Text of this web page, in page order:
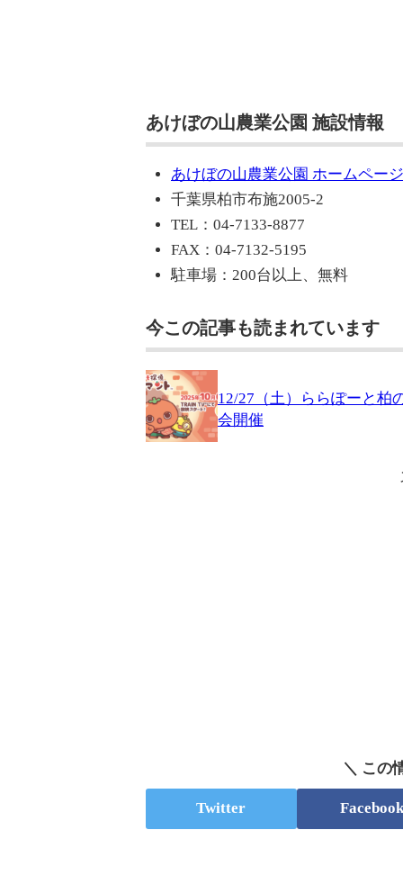
あけぼの山農業公園 施設情報
あけぼの山農業公園 ホームページ
千葉県柏市布施2005-2
TEL：04-7133-8877
FAX：04-7132-5195
駐車場：200台以上、無料
今この記事も読まれています
12/27（土）ららぽーと柏
会開催
＼ この
Twitter Facebook